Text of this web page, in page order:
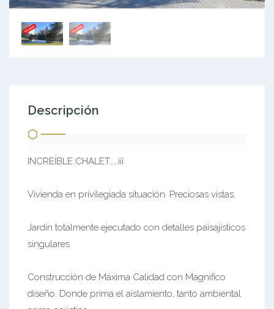
Descripción
INCREÍBLE CHALET……¡¡¡
Vivienda en privilegiada situación. Preciosas vistas,
Jardín totalmente ejecutado con detalles paisajísticos
singulares
Construcción de Máxima Calidad con Magnifico
diseño. Donde prima el aislamiento, tanto ambiental